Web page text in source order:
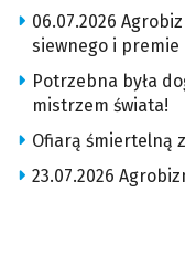
06.07.2026
siewnego i
Potrzebna była
mistrzem świata!
Ofiarą śmiertelną
23.07.2026